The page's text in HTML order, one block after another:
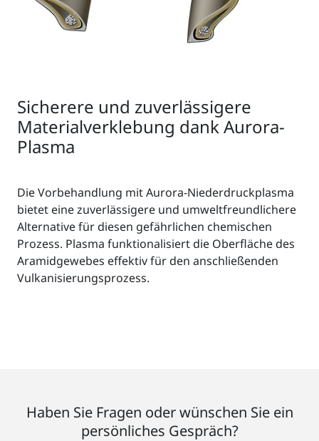
Sicherere und zuverlässigere
Materialverklebung dank Aurora-
Plasma
Die Vorbehandlung mit Aurora-Niederdruckplasma
bietet eine zuverlässigere und umweltfreundlichere
Alternative für diesen gefährlichen chemischen
Prozess. Plasma funktionalisiert die Oberfläche des
Aramidgewebes effektiv für den anschließenden
Vulkanisierungsprozess.
Haben Sie Fragen oder wünschen Sie ein
persönliches Gespräch?